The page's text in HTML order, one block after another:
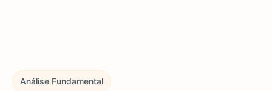
Análise Fundamental